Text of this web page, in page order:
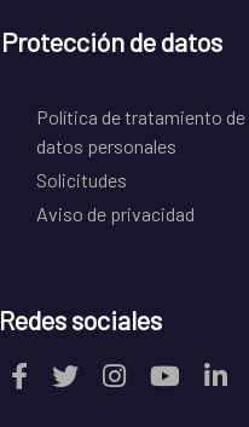
Protección de datos
Política de tratamiento de
datos personales
Solicitudes
Aviso de privacidad
Redes sociales